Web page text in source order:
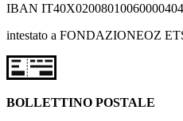
IBAN
intestato a FONDAZIONEOZ
BOLLETTINO POSTALE